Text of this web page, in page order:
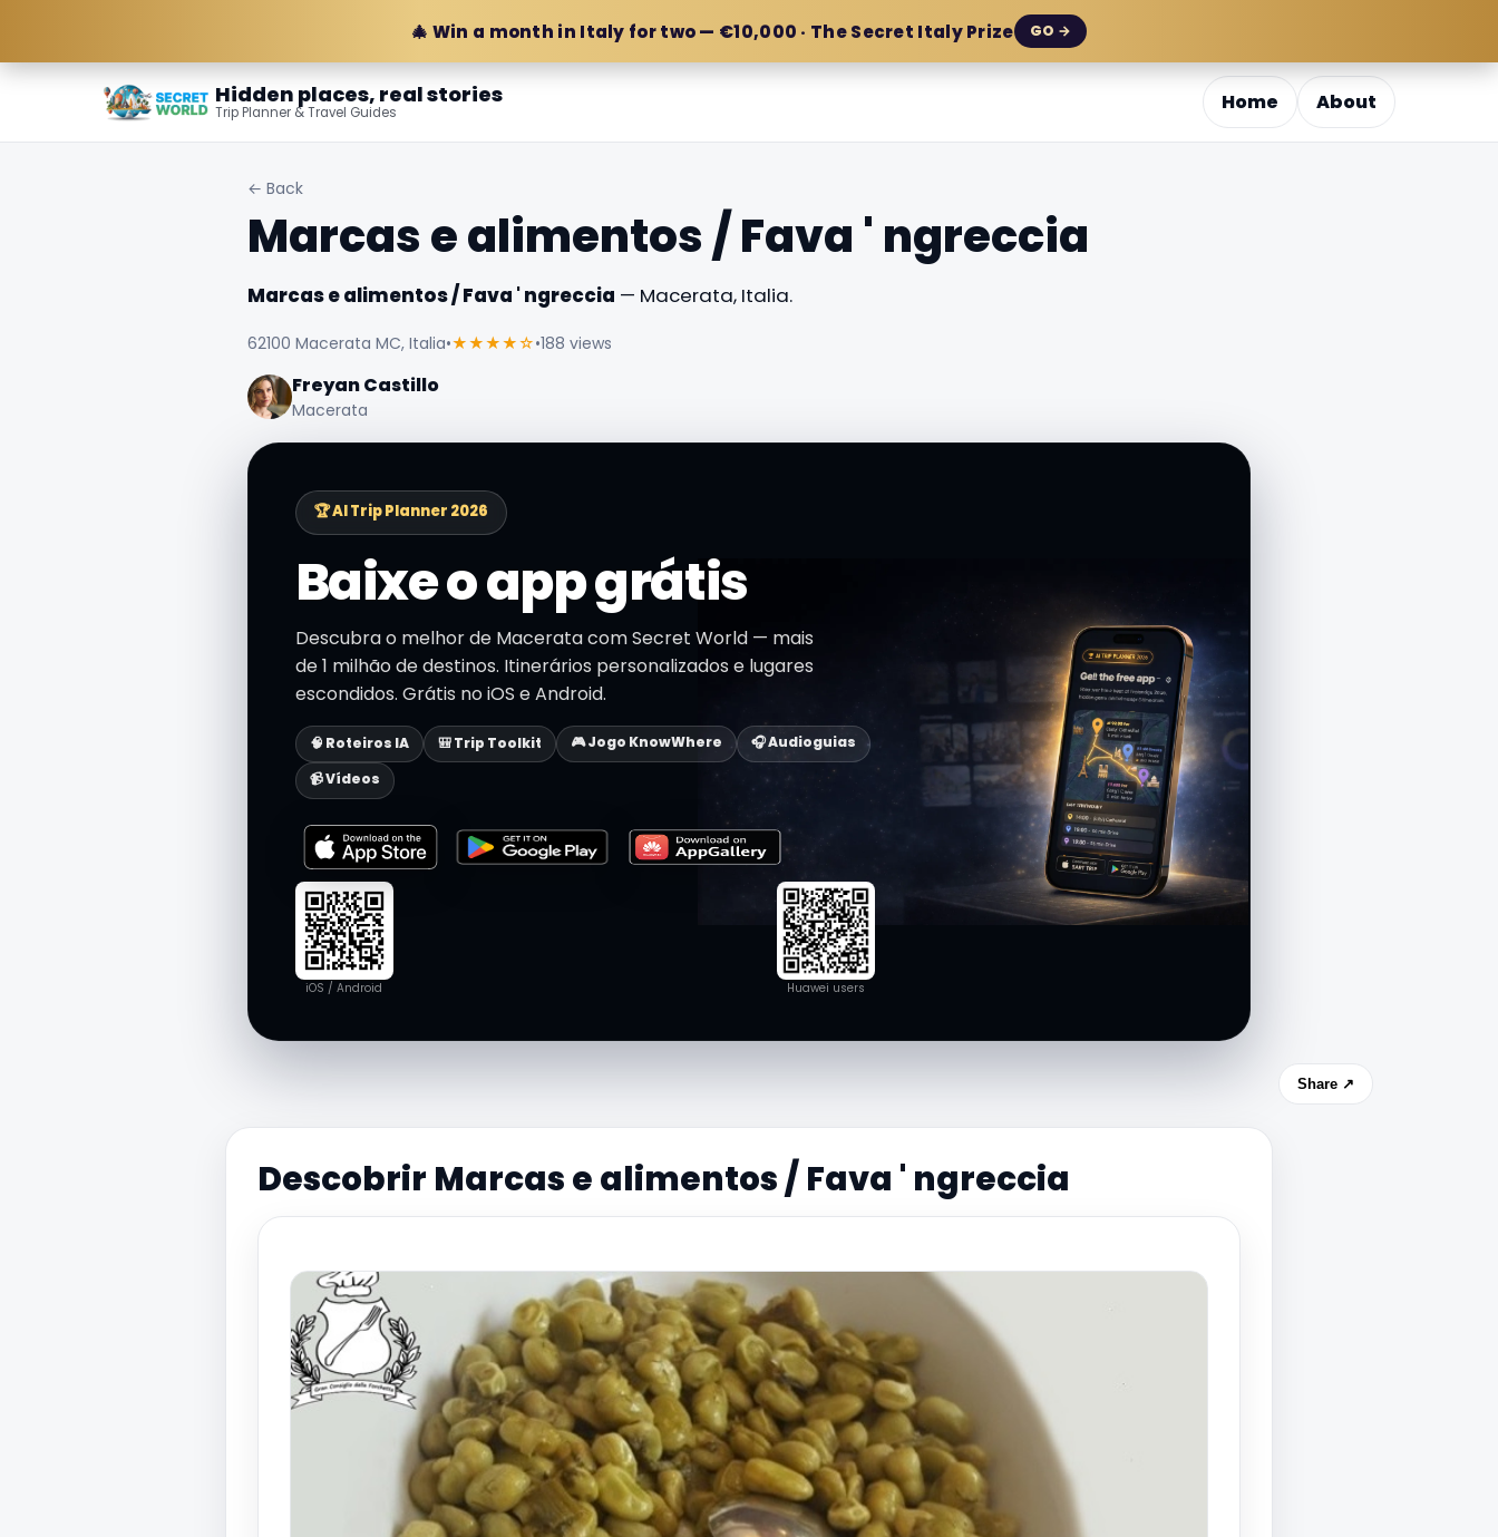
🎄 Win a month in Italy for two — €10,000 · The Secret Italy Prize GO →
Hidden places, real stories
Trip Planner & Travel Guides Home About
← Back
Marcas e alimentos / Fava ' ngreccia
Marcas e alimentos / Fava ' ngreccia — Macerata, Italia.
62100 Macerata MC, Italia•★★★★☆•188 views
Freyan Castillo
Macerata
🏆 AI Trip Planner 2026
Baixe o app grátis
Descubra o melhor de Macerata com Secret World — mais
de 1 milhão de destinos. Itinerários personalizados e lugares
escondidos. Grátis no iOS e Android.
🧠 Roteiros IA 🎒 Trip Toolkit 🎮 Jogo KnowWhere
🎧 Audioguias
📹 Vídeos
iOS / Android Huawei users
Share ↗
Descobrir Marcas e alimentos / Fava ' ngreccia